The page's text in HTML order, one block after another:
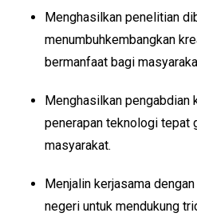
Menghasilkan penelitian
menumbuhkembangkan
bermanfaat bagi
Menghasilkan pengabdian
penerapan teknologi tepat
masyarakat.
Menjalin kerjasama
negeri untuk mendukung